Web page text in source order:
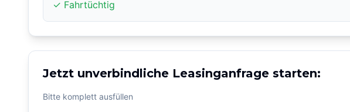
✓ Fahrtüchtig
Jetzt unverbindliche Leasinganfrage starten:
Bitte komplett ausfüllen